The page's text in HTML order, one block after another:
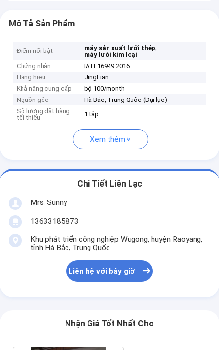
Mô Tả Sản Phẩm
Điểm nổi bật máy sản xuất lưới thép,
máy lưới kim loại
Chứng nhận
IATF16949:2016
Hàng hiệu
JingLian
Khả năng cung cấp
bộ 100/month
Nguồn gốc
Hà Bắc, Trung Quốc (Đại lục)
Số lượng đặt hàng
tối thiểu
1 tập
Xem thêm
Chi Tiết Liên Lạc
Mrs. Sunny
13633185873
Khu phát triển công nghiệp Wugong, huyện Raoyang,
tỉnh Hà Bắc, Trung Quốc
Liên hệ với bây giờ
Nhận Giá Tốt Nhất Cho